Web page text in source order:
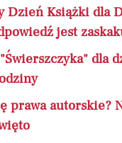
Dzień Książki dla
jest
dla
prawa autorskie?